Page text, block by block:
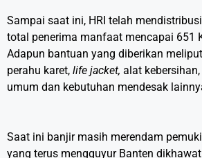
Sampai saat ini, HRI telah
total penerima manfaat mencapai 651
Adapun bantuan yang diberikan
perahu karet, life jacket, alat
umum dan kebutuhan mendesak
Saat ini banjir masih merendam
yang terus mengguyur Banten